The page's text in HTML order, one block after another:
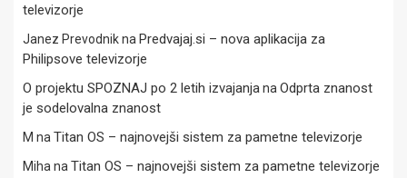
televizorje
Janez Prevodnikna Predvajaj.si – nova aplikacija za
Philipsove televizorje
O projektu SPOZNAJ po 2 letih izvajanja na Odprta znanost
je sodelovalna znanost
M na Titan OS – najnovejši sistem za pametne televizorje
Miha na Titan OS – najnovejši sistem za pametne televizorje